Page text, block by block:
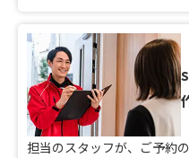
担当のスタッフが、ご予約